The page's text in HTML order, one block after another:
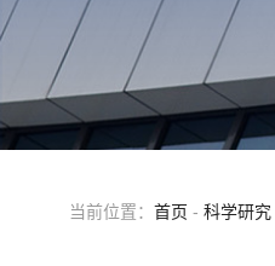
当前位置： 首页 - 科学研究